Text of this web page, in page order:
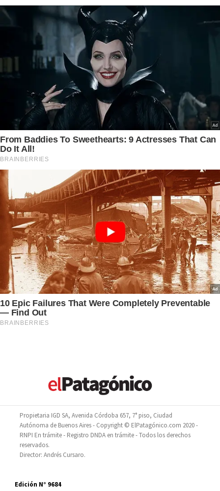
Propietaria IGD SA, Avenida Córdoba 657, 7° piso, Ciudad
Autónoma de Buenos Aires - Copyright © ElPatagónico.com 2020 -
RNPI En trámite - Registro DNDA en trámite - Todos los derechos
reservados.
Director: Andrés Cursaro.
Edición N° 9684